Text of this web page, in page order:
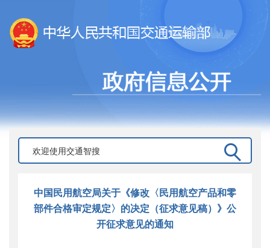
中国民用航空局关于《修改〈民用航空产品和零
部件合格审定规定〉的决定（征求意见稿）》公
开征求意见的通知